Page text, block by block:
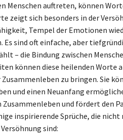
Menschen auftreten, können
zeigt sich besonders in der
Tempel der Emotionen
Es sind oft einfache, aber
– die Bindung zwischen
können diese heilenden Worte
zu bringen. Sie
und einen Neuanfang
und fördert den
inspirierende Sprüche, die
sind: